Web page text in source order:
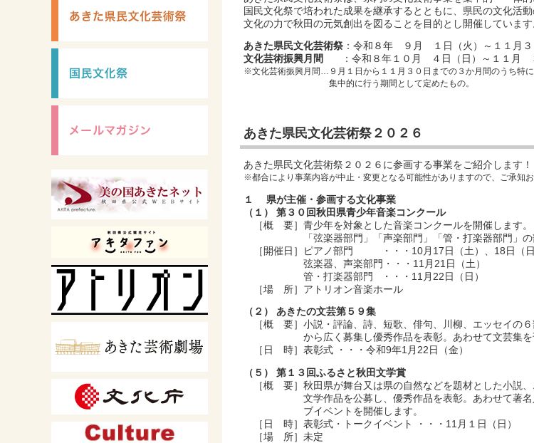
国民文化祭で培われた成果を継承するとともに、県民の文化活動
文化の力で秋田の元気創出を図ることを目的とし開催しています
あきた県民文化芸術祭 ：令和８年 ９月 １日（火）～１１月３
文化芸術振興月間
：令和８年１０月 ４日（日）～１１月
※文化芸術振興月間…９月１日から１１月３０日までの３か月間のうち特
集中的に行う期間として定めたもの。
あきた県民文化芸術祭２０２６
あきた県民文化芸術祭２０２６に参画する事業をご紹介します！
※都合により事業内容が中止・変更となる可能性がありますので、ご承知お
１ 県が主催・参画する文化事業
（１） 第３０回秋田県青少年音楽コンクール
［概 要］青少年を対象とした音楽コンクールを開催します。
「弦楽器部門」「声楽部門」「管・打楽器部門」の部
［開催日］ピアノ部門 ・・・10月17日（土）、18日（日
弦楽器、声楽部門・・・11月21日（土）
管・打楽器部門 ・・・11月22日（日）
［場 所］アトリオン音楽ホール
（２） あきたの文芸第５９集
［概 要］小説・評論、詩、短歌、俳句、川柳、エッセイの６
から広く募集し優秀作品を表彰。あわせて文芸集を刊
［日 時］表彰式 ・・・令和9年1月22日（金）
（５） 第１３回ふるさと秋田文学賞
［概 要］秋田県が舞台又は県の自然などを題材とした小説、
文学作品を公募し、優秀作品を表彰。あわせて著名人
ブイベントを開催します。
［日 時］表彰式・トークイベント ・・・11月１日（日）
［場 所］未定